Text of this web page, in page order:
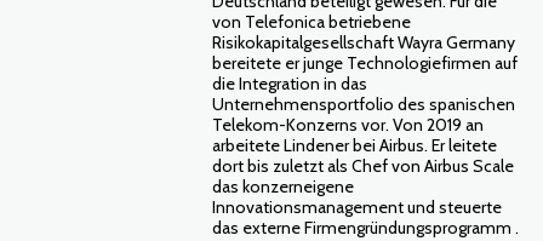
von Telefonica betriebene
Risikokapitalgesellschaft Wayra Germany
bereitete er junge Technologiefirmen auf
die Integration in das
Unternehmensportfolio des spanischen
Telekom-Konzerns vor. Von 2019 an
arbeitete Lindener bei Airbus. Er leitete
dort bis zuletzt als Chef von Airbus Scale
das konzerneigene
Innovationsmanagement und steuerte
das externe Firmengründungsprogramm .